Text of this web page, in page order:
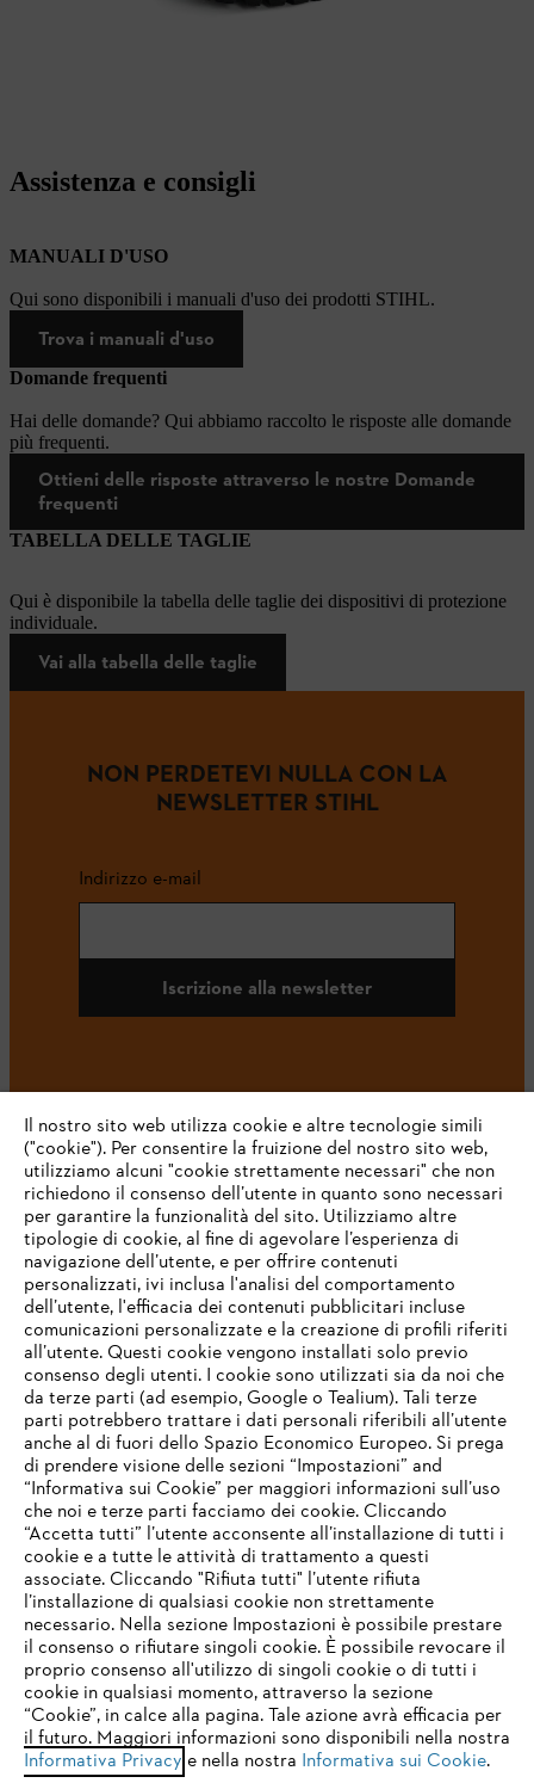
Assistenza e consigli
MANUALI D'USO
Qui sono disponibili i manuali d'uso dei prodotti STIHL.
Trova i manuali d'uso
Domande frequenti
Hai delle domande? Qui abbiamo raccolto le risposte alle domande
più frequenti.
Ottieni delle risposte attraverso le nostre Domande
frequenti
TABELLA DELLE TAGLIE
Qui è disponibile la tabella delle taglie dei dispositivi di protezione
individuale.
Vai alla tabella delle taglie
NON PERDETEVI NULLA CON LA
NEWSLETTER STIHL
Indirizzo e-mail
Iscrizione alla newsletter
#STIHL
L’azienda
STIHL FAQ
Service
Termini e condizioni generali Privacy policy
Note legali Cookies Informazioni legali
Andreas STIHL S.p.A. - Viale delle Industrie, 15
IHR BROWSER WIRD NICHT
UNTERSTÜTZT
Sie nutzen einen Browser, den wir noch nicht unterstützen. Für
eine optimale Nutzung unserer Seite empfehlen wir Ihnen, zu
einem der folgenden Browser zu wechseln:
firefox chrome
Il nostro sito web utilizza cookie e altre tecnologie simili
("cookie"). Per consentire la fruizione del nostro sito web,
utilizziamo alcuni "cookie strettamente necessari" che non
richiedono il consenso dell’utente in quanto sono necessari
per garantire la funzionalità del sito. Utilizziamo altre
tipologie di cookie, al fine di agevolare l’esperienza di
navigazione dell’utente, e per offrire contenuti
personalizzati, ivi inclusa l'analisi del comportamento
dell’utente, l'efficacia dei contenuti pubblicitari incluse
comunicazioni personalizzate e la creazione di profili riferiti
all’utente. Questi cookie vengono installati solo previo
consenso degli utenti. I cookie sono utilizzati sia da noi che
da terze parti (ad esempio, Google o Tealium). Tali terze
parti potrebbero trattare i dati personali riferibili all’utente
anche al di fuori dello Spazio Economico Europeo. Si prega
di prendere visione delle sezioni “Impostazioni” and
“Informativa sui Cookie” per maggiori informazioni sull’uso
che noi e terze parti facciamo dei cookie. Cliccando
“Accetta tutti” l’utente acconsente all’installazione di tutti i
cookie e a tutte le attività di trattamento a questi
associate. Cliccando "Rifiuta tutti" l’utente rifiuta
l’installazione di qualsiasi cookie non strettamente
necessario. Nella sezione Impostazioni è possibile prestare
il consenso o rifiutare singoli cookie. È possibile revocare il
proprio consenso all'utilizzo di singoli cookie o di tutti i
cookie in qualsiasi momento, attraverso la sezione
“Cookie”, in calce alla pagina. Tale azione avrà efficacia per
il futuro. Maggiori informazioni sono disponibili nella nostra
Informativa Privacy e nella nostra Informativa sui Cookie.